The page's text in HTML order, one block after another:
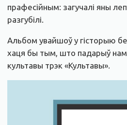
прафесійным: загучалі яны
разгубілі.
Альбом увайшоў у гісторыю
хаця бы тым, што падарыў нам
культавы трэк «Культавы».